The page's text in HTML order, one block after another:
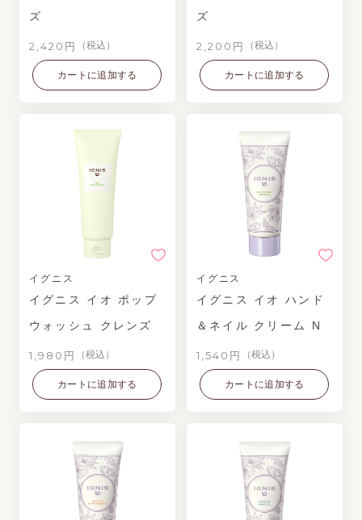
ズ
2,420円 （税込）
カートに追加する
ズ
2,200円 （税込）
カートに追加する
イグニス
イグニス イオ ポップ
ウォッシュ クレンズ
1,980円 （税込）
カートに追加する
イグニス
イグニス イオ ハンド
＆ネイル クリーム N
1,540円 （税込）
カートに追加する